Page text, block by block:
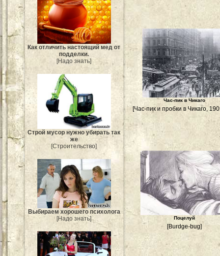
Как отличить настоящий мед от
подделки.
[Надо знать]
Строй мусор нужно убирать так
же
[Строительство]
Выбираем хорошего психолога
[Надо знать]
Час-пик в Чикаго
[Час-пик и пробки в Чикаго,
Поцелуй
[Burdge-bug]